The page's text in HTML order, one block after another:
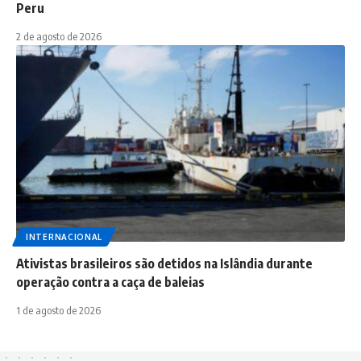
Peru
2 de agosto de 2026
INTERNACIONAL
Ativistas brasileiros são detidos na Islândia durante
operação contra a caça de baleias
1 de agosto de 2026